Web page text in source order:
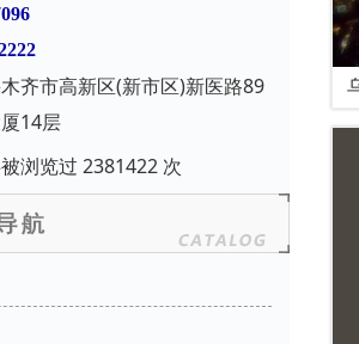
齐市高新区(新市区)新医路89
14层
浏览过 2381422 次